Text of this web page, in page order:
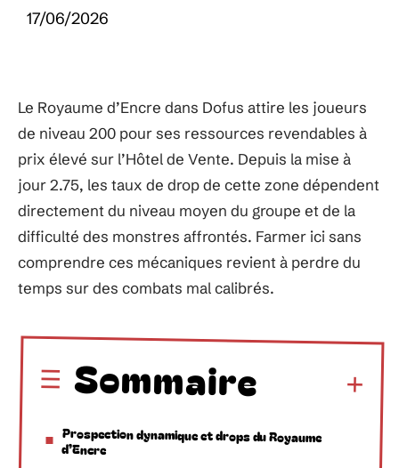
17/06/2026
Le Royaume d’Encre dans Dofus attire les joueurs
de niveau 200 pour ses ressources revendables à
prix élevé sur l’Hôtel de Vente. Depuis la mise à
jour 2.75, les taux de drop de cette zone dépendent
directement du niveau moyen du groupe et de la
difficulté des monstres affrontés. Farmer ici sans
comprendre ces mécaniques revient à perdre du
temps sur des combats mal calibrés.
Sommaire
Prospection dynamique et drops du Royaume
d’Encre